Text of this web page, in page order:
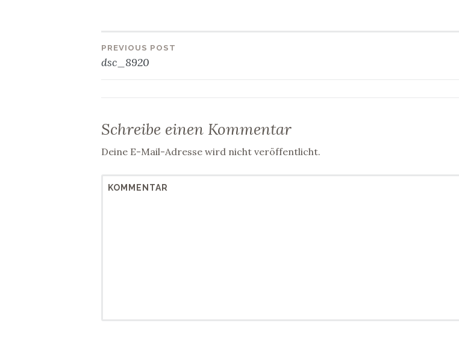
Beitragsnavigation
PREVIOUS POST
dsc_8920
Schreibe einen Kommentar
Deine E-Mail-Adresse wird nicht veröffentlicht.
KOMMENTAR